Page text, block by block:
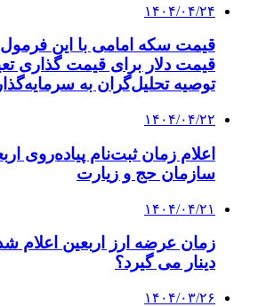
۱۴۰۴/۰۴/۲۴
قیمت سکه امامی با این
قیمت دلار برای قیمت گذاری
توصیه تحلیل‌گران به
۱۴۰۴/۰۴/۲۲
اعلام زمان ثبت‌نام پیاده‌روی
سازمان حج و زیارت
۱۴۰۴/۰۴/۲۱
زمان عرضه ارز اربعین اعلام
دینار می گیرد؟
۱۴۰۴/۰۳/۲۶